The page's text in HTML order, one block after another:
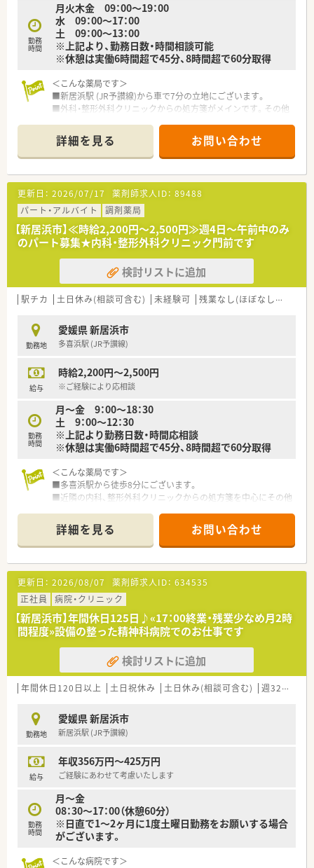
ります。誰もが安心して働ける職場づくりを目指しています。
■地域のお客様と共に取り組む地域支援・社会貢献活動も活発に
行っております。
勤務
時間
月火木金 09：00～19：00
水 09：00～17：00
土 09：00～13：00
※上記より、勤務日数・時間相談可能
※休憩は実働6時間超で45分、8時間超で60分取得
＜こんな薬局です＞
■新居浜駅 (JR予讃線)から車で7分の立地にございます。
■外科・整形外科クリニックからの処方箋がメインです。その他
■紙薬歴を使用しています。
■薬剤師は正社員2名在籍しています。
＜業務内容＞
■調剤・監査・投薬・薬歴管理等、薬剤師業務全般をお願いしま
す。
■処方箋枚数60枚/日
■整形外科応需
＜法人概要＞
■新居浜市・四国中央市・松山市・香川県高松市に現在9店舗展開
■地域の基幹病院の処方箋も数多く受付ており、今後松山市内へ
の出店も予定しています。
詳細を見る お問い合わせ
更新日： 2026/07/17 薬剤師求人ID： 89488
パート・アルバイト
調剤薬局
【新居浜市】≪時給2,200円～2,500円≫週4日～午前中のみ
のパート募集★内科・整形外科クリニック門前です
検討リストに追加
駅チカ 土日休み(相談可含む) 未経験可 残業なし(ほぼなし含む)
勤務地
愛媛県 新居浜市
多喜浜駅 (JR予讃線)
給与
時給2,200円～2,500円
※ご経験により応相談
勤務
時間
月～金 9：00～18：30
土 9：00～12：30
※上記より勤務日数・時間応相談
※休憩は実働6時間超で45分、8時間超で60分取得
＜こんな薬局です＞
■多喜浜駅から徒歩8分にございます。
■近隣の内科、整形外科クリニックからの処方箋を中心にその他
■約1400品目の薬剤を備蓄しており、多科・多疾病の勉強ができ
る薬局です。
■紙薬歴・円盤2台を導入しています。
■風通しが良く働きやすい薬局です。
＜業務内容＞
■調剤・監査・投薬・薬歴管理等、薬剤師業務全般をお願いしま
す。
■処方箋枚数100枚/日
■内科・整形・その他広域
■新居浜市・四国中央市・松山市・香川県高松市に現在9店舗展開
しています。
の出店も予定しています。
詳細を見る お問い合わせ
更新日： 2026/08/07 薬剤師求人ID： 634535
正社員
病院・クリニック
【新居浜市】年間休日125日♪«17：00終業・残業少なめ月2時
間程度»設備の整った精神科病院でのお仕事です
検討リストに追加
年間休日120日以上 土日祝休み 土日休み(相談可含む) 週32h以上
勤務地
愛媛県 新居浜市
新居浜駅 (JR予讃線)
給与
年収356万円～425万円
ご経験にあわせて考慮いたします
勤務
時間
月～金
08：30～17：00（休憩60分）
※日直で1～2ヶ月に1度土曜日勤務をお願いする場合
がございます。
＜こんな病院です＞